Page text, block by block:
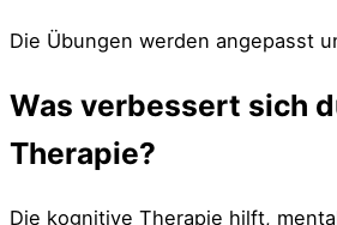
Die Übungen werden angepasst
Was verbessert sich
Therapie?
Die kognitive Therapie hilft,